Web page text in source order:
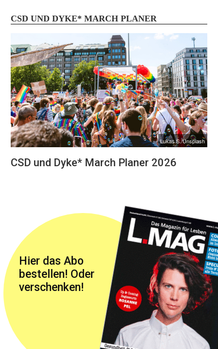
CSD UND DYKE* MARCH PLANER
Lukas S./Unsplash
CSD und Dyke* March Planer 2026
Hier das Abo
bestellen! Oder
verschenken!